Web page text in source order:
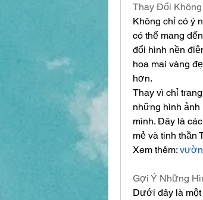
Thay Đổi
Không chỉ có ý
có thể mang
đổi hình nền
hoa mai vàng
hơn.
Thay vì chỉ
những hình ảnh
mình. Đây là
mẻ và tinh thần
Xem thêm:
Gợi Ý Những
Dưới đây là